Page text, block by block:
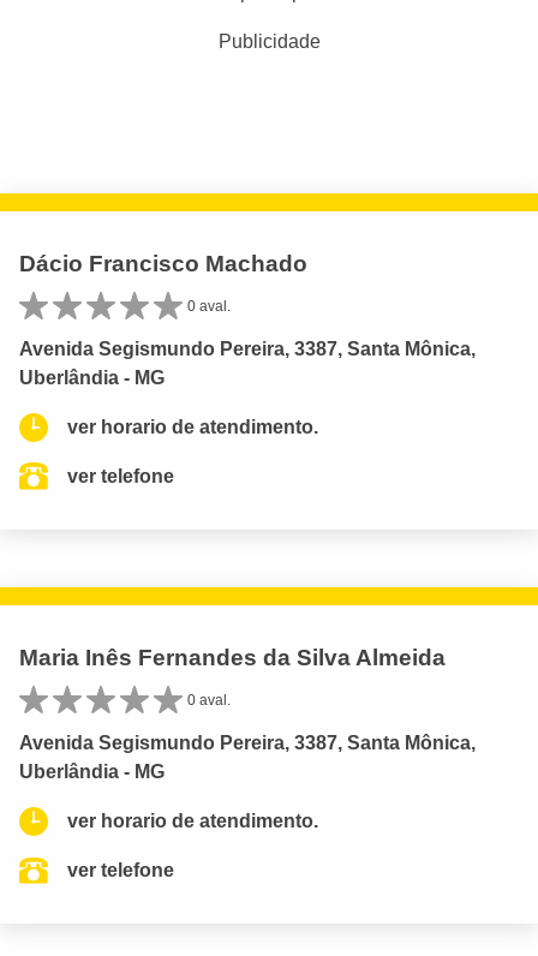
Publicidade
Dácio Francisco Machado
0 aval.
Avenida Segismundo Pereira, 3387, Santa Mônica,
Uberlândia - MG
ver horario de atendimento.
ver telefone
Maria Inês Fernandes da Silva Almeida
0 aval.
Avenida Segismundo Pereira, 3387, Santa Mônica,
Uberlândia - MG
ver horario de atendimento.
ver telefone